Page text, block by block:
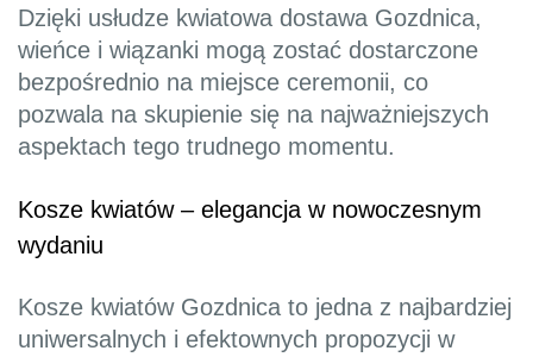
Dzięki usłudze kwiatowa dostawa Gozdnica,
wieńce i wiązanki mogą zostać dostarczone
bezpośrednio na miejsce ceremonii, co
pozwala na skupienie się na najważniejszych
aspektach tego trudnego momentu.
Kosze kwiatów – elegancja w nowoczesnym
wydaniu
Kosze kwiatów Gozdnica to jedna z najbardziej
uniwersalnych i efektownych propozycji w